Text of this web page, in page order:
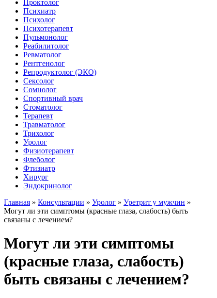
Проктолог
Психиатр
Психолог
Психотерапевт
Пульмонолог
Реабилитолог
Ревматолог
Рентгенолог
Репродуктолог (ЭКО)
Сексолог
Сомнолог
Спортивный врач
Стоматолог
Терапевт
Травматолог
Трихолог
Уролог
Физиотерапевт
Флеболог
Фтизиатр
Хирург
Эндокринолог
Главная » Консультации » Уролог » Уретрит у мужчин »
Могут ли эти симптомы (красные глаза, слабость) быть
связаны с лечением?
Могут ли эти симптомы
(красные глаза, слабость)
быть связаны с лечением?